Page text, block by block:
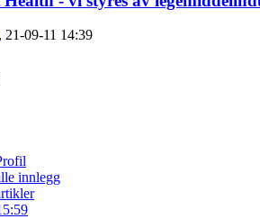
, 21-09-11 14:39
innlegg